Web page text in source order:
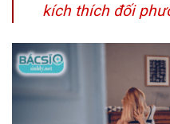
kích thích đối